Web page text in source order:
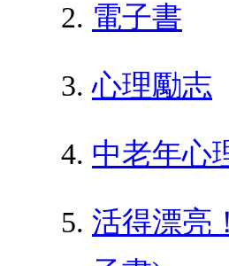
電子書
心理勵志
中老年心
活得漂亮